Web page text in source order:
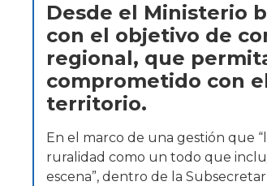
Desde el Ministerio
con el objetivo de
regional, que
comprometido con
territorio.
En el marco de una gestión que
ruralidad como un todo que
escena”, dentro de la